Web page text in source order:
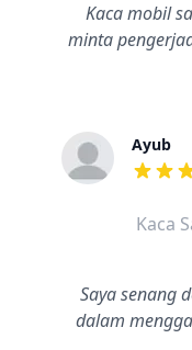
Kaca mobil
minta
Ayub
dari
Kaca
Saya senang
dalam